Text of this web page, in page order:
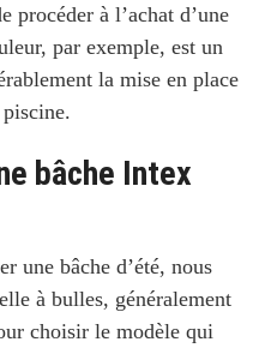
procéder à l’achat d’une
par exemple, est un
la mise en place
bâche Intex
une bâche d’été, nous
à bulles, généralement
choisir le modèle qui